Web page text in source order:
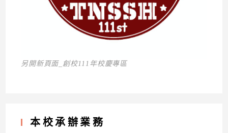
另開新頁面_創校111年校慶專區
本校承辦業務